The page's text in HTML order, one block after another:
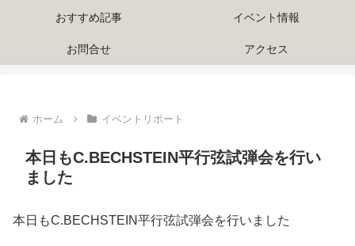
おすすめ記事 イベント情報
お問合せ アクセス
ホーム イベントリポート
本日もC.BECHSTEIN平行弦試弾会を行い
ました
本日もC.BECHSTEIN平行弦試弾会を行いました